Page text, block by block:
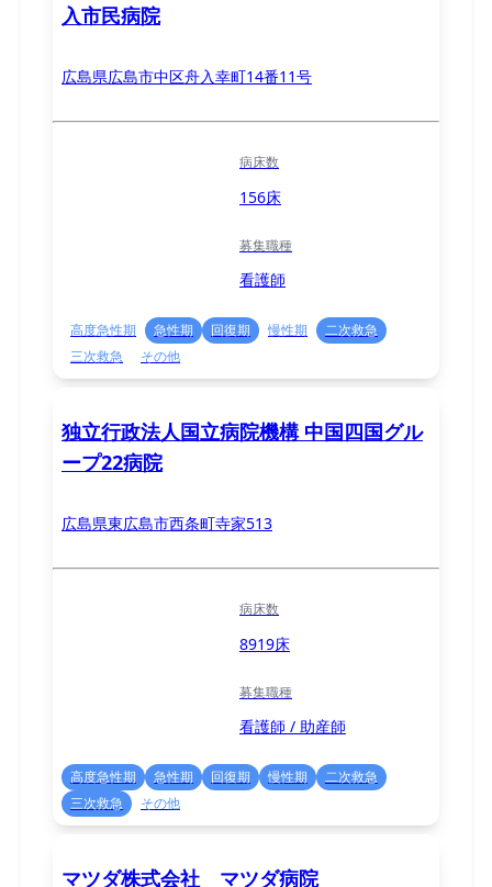
入市民病院
広島県広島市中区舟入幸町14番11号
病床数
156床
募集職種
看護師
高度急性期 急性期 回復期 慢性期
二次救急
三次救急
その他
独立行政法人国立病院機構 中国四国グル
ープ22病院
広島県東広島市西条町寺家513
病床数
8919床
募集職種
看護師 / 助産師
高度急性期 急性期 回復期 慢性期
二次救急
三次救急
その他
マツダ株式会社 マツダ病院